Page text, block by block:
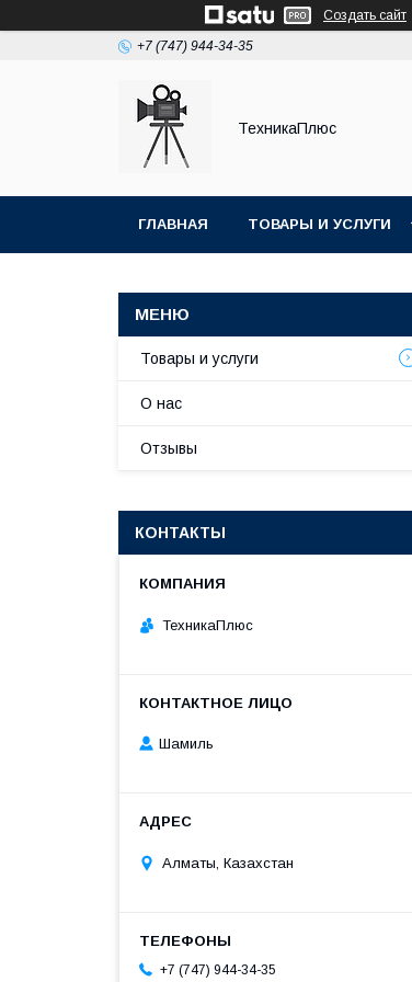
Создать сайт
+7 (747) 944-34-35
ТехникаПлюс
ГЛАВНАЯ ТОВАРЫ И УСЛУГИ
Товары и услуги
О нас
Отзывы
КОНТАКТЫ
ТехникаПлюс
Шамиль
Алматы, Казахстан
+7 (747) 944-34-35